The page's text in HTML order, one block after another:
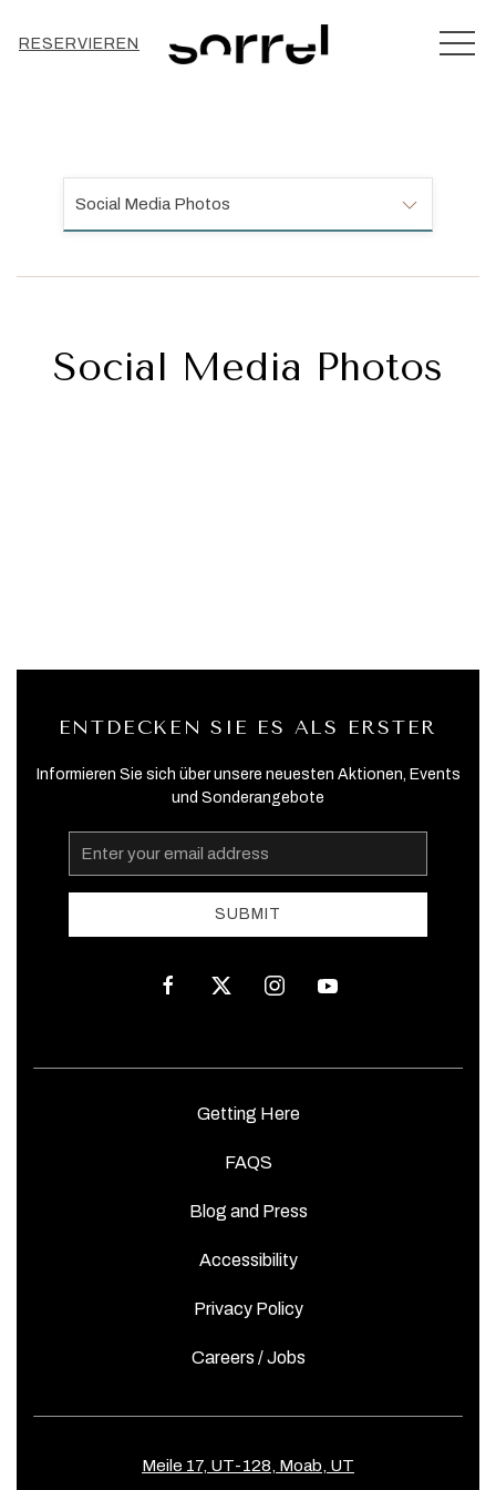
RESERVIEREN
Social Media Photos
Social Media Photos
ENTDECKEN SIE ES ALS ERSTER
Informieren Sie sich über unsere neuesten Aktionen, Events
und Sonderangebote
Email
Address
SUBMIT
facebooktwitter instagramyoutube
Getting Here
FAQS
Blog and Press
Accessibility
Privacy Policy
Careers / Jobs
Meile 17, UT-128, Moab, UT